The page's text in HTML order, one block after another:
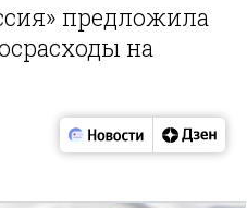
предложила
на